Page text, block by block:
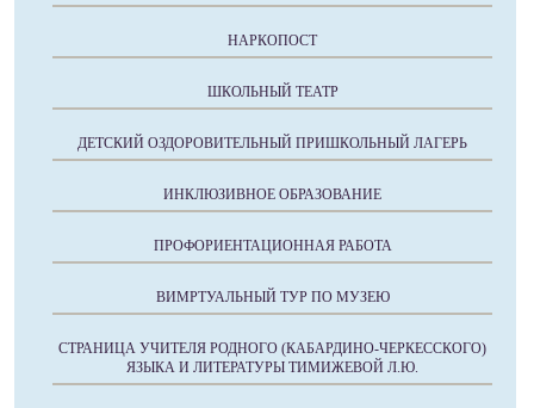
НАРКОПОСТ
ШКОЛЬНЫЙ ТЕАТР
ДЕТСКИЙ ОЗДОРОВИТЕЛЬНЫЙ ПРИШКОЛЬНЫЙ ЛАГЕРЬ
ИНКЛЮЗИВНОЕ ОБРАЗОВАНИЕ
ПРОФОРИЕНТАЦИОННАЯ РАБОТА
ВИМРТУАЛЬНЫЙ ТУР ПО МУЗЕЮ
СТРАНИЦА УЧИТЕЛЯ РОДНОГО (КАБАРДИНО-ЧЕРКЕССКОГО)
ЯЗЫКА И ЛИТЕРАТУРЫ ТИМИЖЕВОЙ Л.Ю.